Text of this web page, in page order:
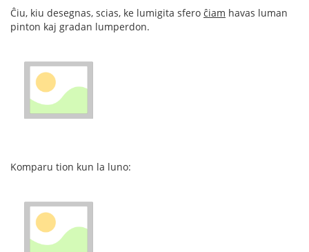
Ĉiu, kiu desegnas, scias, ke lumigita sfero ĉiam havas luman
pinton kaj gradan lumperdon.
Komparu tion kun la luno: